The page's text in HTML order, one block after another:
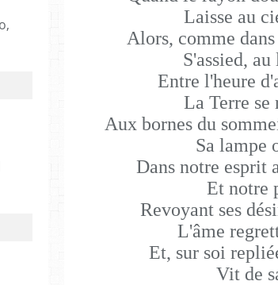
Laisse au
Alors, comme
S'assied,
Entre l'heure
La Terre
Aux bornes du
Sa lampe
Dans notre esprit
Et notre
Revoyant ses
L'âme
Et, sur soi
Vit de